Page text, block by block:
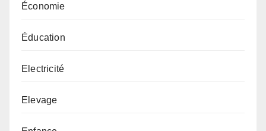
Économie
Éducation
Electricité
Elevage